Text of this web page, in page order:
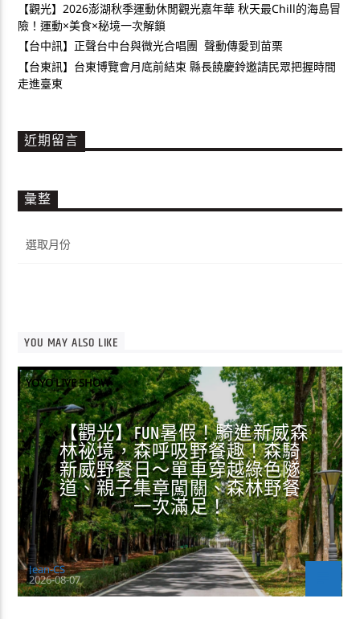
【觀光】2026澎湖秋季運動休閒觀光嘉年華 秋天最Chill的海島冒
險！運動×美食×秘境一次解鎖
【台中訊】正聲台中台與微光合唱團 聲動傳愛到苗栗
【台東訊】台東博覽會月底前結束 縣長饒慶鈴邀請民眾把握時間
走進臺東
近期留言
彙整
整
YOU MAY ALSO LIKE
YOYO LIVE SHOW
【觀光】FUN暑假！騎進新威森
林祕境，森呼吸野餐趣！森騎
新威野餐日～單車穿越綠色隧
道、親子集章闖關、森林野餐
一次滿足！
Jean-CS
2026-08-07